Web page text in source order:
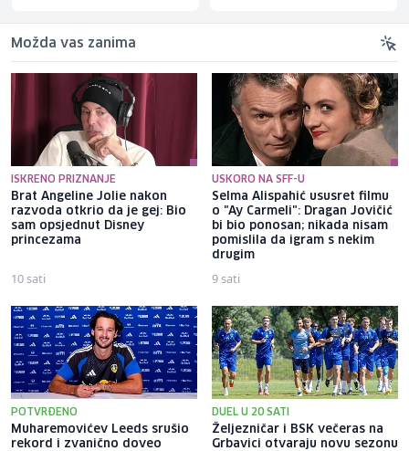
Možda vas zanima
ISKRENO PRIZNANJE
Brat Angeline Jolie nakon
razvoda otkrio da je gej: Bio
sam opsjednut Disney
princezama
10 sati
USKORO NA SFF-U
Selma Alispahić ususret filmu
o "Ay Carmeli": Dragan Jovičić
bi bio ponosan; nikada nisam
pomislila da igram s nekim
drugim
9 sati
POTVRĐENO
Muharemovićev Leeds srušio
rekord i zvanično doveo
DUEL U 20 SATI
Željezničar i BSK večeras na
Grbavici otvaraju novu sezonu